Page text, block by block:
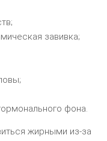
завивка;
фона.
жирными из-за